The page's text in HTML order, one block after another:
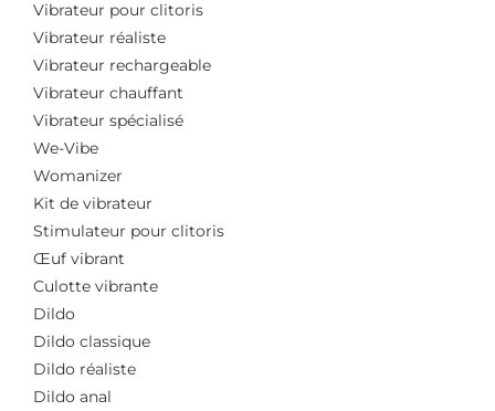
Vibrateur pour clitoris
Vibrateur réaliste
Vibrateur rechargeable
Vibrateur chauffant
Vibrateur spécialisé
We-Vibe
Womanizer
Kit de vibrateur
Stimulateur pour clitoris
Œuf vibrant
Culotte vibrante
Dildo
Dildo classique
Dildo réaliste
Dildo anal